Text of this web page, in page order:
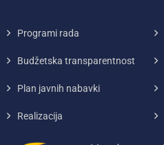
Programi rada
Budžetska transparentnost
Plan javnih nabavki
Realizacija